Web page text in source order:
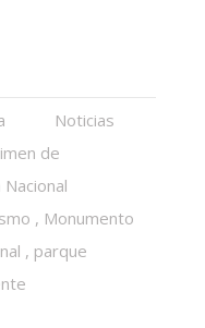
Noticias
de
, Monumento
, parque